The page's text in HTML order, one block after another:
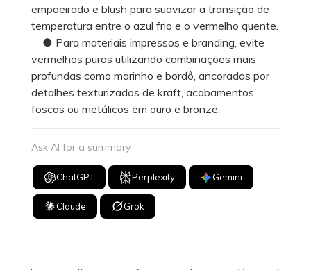
empoeirado e blush para suavizar a transição de
temperatura entre o azul frio e o vermelho quente.
● Para materiais impressos e branding, evite
vermelhos puros utilizando combinações mais
profundas como marinho e bordô, ancoradas por
detalhes texturizados de kraft, acabamentos
foscos ou metálicos em ouro e bronze.
Ask AI for a summary
ChatGPT Perplexity Gemini
Claude Grok